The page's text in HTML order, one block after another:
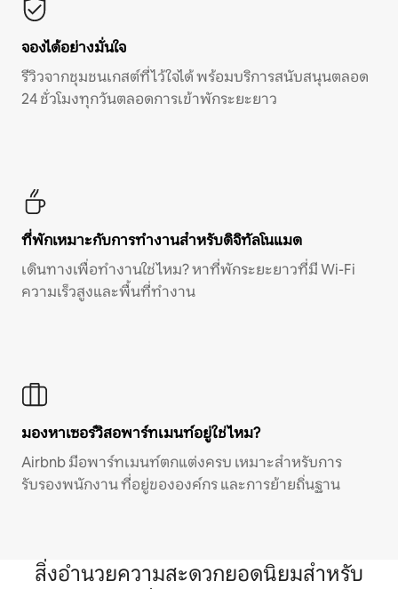
จองได้อย่างมั่นใจ
รีวิวจากชุมชนเกสต์ที่ไว้ใจได้ พร้อมบริการสนับสนุนตลอด
24 ชั่วโมงทุกวันตลอดการเข้าพักระยะยาว
ที่พักเหมาะกับการทำงานสำหรับดิจิทัลโนแมด
เดินทางเพื่อทำงานใช่ไหม? หาที่พักระยะยาวที่มี Wi-Fi
ความเร็วสูงและพื้นที่ทำงาน
มองหาเซอร์วิสอพาร์ทเมนท์อยู่ใช่ไหม?
Airbnb มีอพาร์ทเมนท์ตกแต่งครบ เหมาะสำหรับการ
รับรองพนักงาน ที่อยู่ขององค์กร และการย้ายถิ่นฐาน
สิ่งอำนวยความสะดวกยอดนิยมสำหรับ